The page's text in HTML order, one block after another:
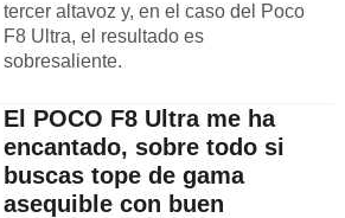
tercer altavoz y, en el caso del Poco
F8 Ultra, el resultado es
sobresaliente.
El POCO F8 Ultra me ha
encantado, sobre todo si
buscas tope de gama
asequible con buen